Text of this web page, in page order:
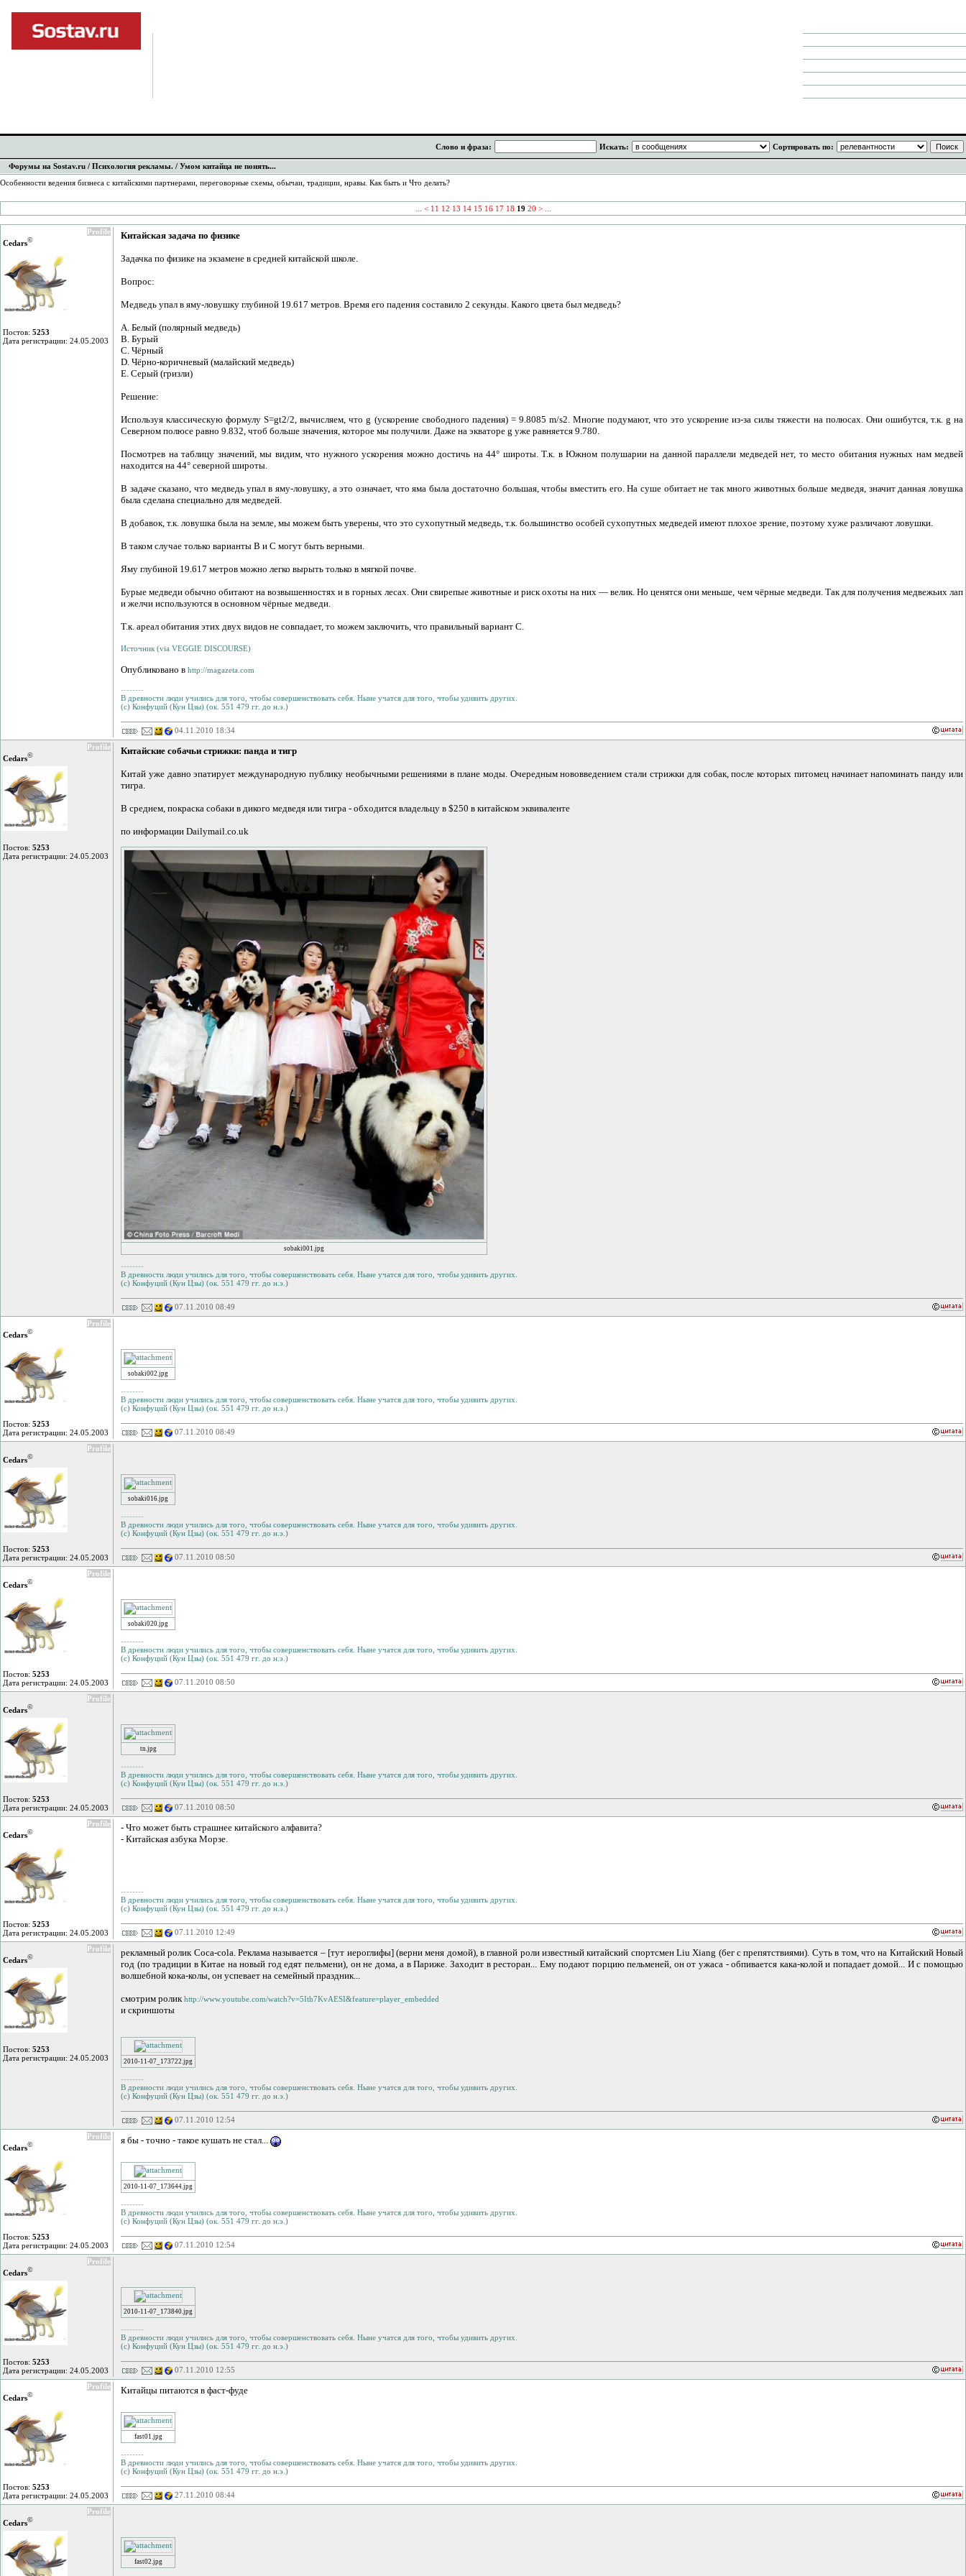
Слово и фраза: Искать: Сортировать по:
Форумы на Sostav.ru / Психология рекламы. / Умом китайца не понять...
Особенности ведения бизнеса с китайскими партнерами, переговорные схемы, обычаи, традиции, нравы. Как быть и Что делать?
< 11 12 13 14 15 16 17 18 19 20 >
Profile
Cedars©
Постов: 5253
Дата регистрации: 24.05.2003
Китайская задача по физике
Задачка по физике на экзамене в средней китайской школе.
Вопрос:
Медведь упал в яму-ловушку глубиной 19.617 метров. Время его падения составило 2 секунды. Какого цвета был медведь?
А. Белый (полярный медведь)
B. Бурый
C. Чёрный
D. Чёрно-коричневый (малайский медведь)
E. Серый (гризли)
Решение:
Используя классическую формулу S=gt2/2, вычисляем, что g (ускорение свободного падения) = 9.8085 m/s2. Многие подумают, что это ускорение из-за силы тяжести на полюсах. Они ошибутся, т.к. g на
Северном полюсе равно 9.832, чтоб больше значения, которое мы получили. Даже на экваторе g уже равняется 9.780.
Посмотрев на таблицу значений, мы видим, что нужного ускорения можно достичь на 44° широты. Т.к. в Южном полушарии на данной параллели медведей нет, то место обитания нужных нам медвей
находится на 44° северной широты.
В задаче сказано, что медведь упал в яму-ловушку, а это означает, что яма была достаточно большая, чтобы вместить его. На суше обитает не так много животных больше медведя, значит данная ловушка
была сделана специально для медведей.
В добавок, т.к. ловушка была на земле, мы можем быть уверены, что это сухопутный медведь, т.к. большинство особей сухопутных медведей имеют плохое зрение, поэтому хуже различают ловушки.
В таком случае только варианты B и C могут быть верными.
Яму глубиной 19.617 метров можно легко вырыть только в мягкой почве.
Бурые медведи обычно обитают на возвышенностях и в горных лесах. Они свирепые животные и риск охоты на них — велик. Но ценятся они меньше, чем чёрные медведи. Так для получения медвежьих лап
и желчи используются в основном чёрные медведи.
Т.к. ареал обитания этих двух видов не совпадает, то можем заключить, что правильный вариант C.
Источник (via VEGGIE DISCOURSE)
Опубликовано в http://magazeta.com
--------
В древности люди учились для того, чтобы совершенствовать себя. Ныне учатся для того, чтобы удивить других.
(с) Конфуций (Кун Цзы) (ок. 551 479 гг. до н.э.)
04.11.2010 18:34
Profile
Cedars©
Постов: 5253
Дата регистрации: 24.05.2003
Китайские собачьи стрижки: панда и тигр
Китай уже давно эпатирует международную публику необычными решениями в плане моды. Очередным нововведением стали стрижки для собак, после которых питомец начинает напоминать панду или
тигра.
В среднем, покраска собаки в дикого медведя или тигра - обходится владельцу в $250 в китайском эквиваленте
по информации Dailymail.co.uk
sobaki001.jpg
--------
В древности люди учились для того, чтобы совершенствовать себя. Ныне учатся для того, чтобы удивить других.
(с) Конфуций (Кун Цзы) (ок. 551 479 гг. до н.э.)
07.11.2010 08:49
Profile
Cedars©
Постов: 5253
Дата регистрации: 24.05.2003
sobaki002.jpg
--------
В древности люди учились для того, чтобы совершенствовать себя. Ныне учатся для того, чтобы удивить других.
(с) Конфуций (Кун Цзы) (ок. 551 479 гг. до н.э.)
07.11.2010 08:49
Profile
Cedars©
Постов: 5253
Дата регистрации: 24.05.2003
sobaki016.jpg
--------
В древности люди учились для того, чтобы совершенствовать себя. Ныне учатся для того, чтобы удивить других.
(с) Конфуций (Кун Цзы) (ок. 551 479 гг. до н.э.)
07.11.2010 08:50
Profile
Cedars©
Постов: 5253
Дата регистрации: 24.05.2003
sobaki020.jpg
--------
В древности люди учились для того, чтобы совершенствовать себя. Ныне учатся для того, чтобы удивить других.
(с) Конфуций (Кун Цзы) (ок. 551 479 гг. до н.э.)
07.11.2010 08:50
Profile
Cedars©
Постов: 5253
Дата регистрации: 24.05.2003
tn.jpg
--------
В древности люди учились для того, чтобы совершенствовать себя. Ныне учатся для того, чтобы удивить других.
(с) Конфуций (Кун Цзы) (ок. 551 479 гг. до н.э.)
07.11.2010 08:50
Profile
Cedars©
Постов: 5253
Дата регистрации: 24.05.2003
- Что может быть страшнее китайского алфавита?
- Китайская азбука Морзе.
--------
В древности люди учились для того, чтобы совершенствовать себя. Ныне учатся для того, чтобы удивить других.
(с) Конфуций (Кун Цзы) (ок. 551 479 гг. до н.э.)
07.11.2010 12:49
Profile
Cedars©
Постов: 5253
Дата регистрации: 24.05.2003
рекламный ролик Coca-cola. Реклама называется – [тут иероглифы] (верни меня домой), в главной роли известный китайский спортсмен Liu Xiang (бег с препятствиями). Суть в том, что на Китайский Новый
год (по традиции в Китае на новый год едят пельмени), он не дома, а в Париже. Заходит в ресторан... Ему подают порцию пельменей, он от ужаса - обпивается кака-колой и попадает домой... И с помощью
волшебной кока-колы, он успевает на семейный праздник...
смотрим роликhttp://www.youtube.com/watch?v=5Ith7KvAESI&feature=player_embedded
и скриншоты
2010-11-07_173722.jpg
--------
В древности люди учились для того, чтобы совершенствовать себя. Ныне учатся для того, чтобы удивить других.
(с) Конфуций (Кун Цзы) (ок. 551 479 гг. до н.э.)
07.11.2010 12:54
Profile
Cedars©
Постов: 5253
Дата регистрации: 24.05.2003
я бы - точно - такое кушать не стал...
2010-11-07_173644.jpg
--------
В древности люди учились для того, чтобы совершенствовать себя. Ныне учатся для того, чтобы удивить других.
(с) Конфуций (Кун Цзы) (ок. 551 479 гг. до н.э.)
07.11.2010 12:54
Profile
Cedars©
Постов: 5253
Дата регистрации: 24.05.2003
2010-11-07_173840.jpg
--------
В древности люди учились для того, чтобы совершенствовать себя. Ныне учатся для того, чтобы удивить других.
(с) Конфуций (Кун Цзы) (ок. 551 479 гг. до н.э.)
07.11.2010 12:55
Profile
Cedars©
Постов: 5253
Дата регистрации: 24.05.2003
Китайцы питаются в фаст-фуде
fast01.jpg
--------
В древности люди учились для того, чтобы совершенствовать себя. Ныне учатся для того, чтобы удивить других.
(с) Конфуций (Кун Цзы) (ок. 551 479 гг. до н.э.)
27.11.2010 08:44
Profile
Cedars©
fast02.jpg